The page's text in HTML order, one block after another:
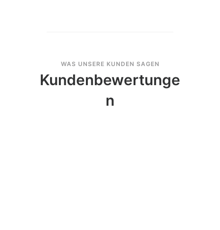
WAS UNSERE KUNDEN SAGEN
Kundenbewertunge
n